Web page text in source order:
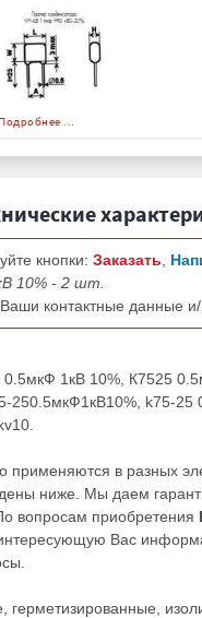
...
кнопки: Заказать
10% - 2 шт.
контактные данные
0.5мкФ 1кВ 10%, К7525
k75-
в разных
ниже. Мы даем
вопросам приобретения
Вас